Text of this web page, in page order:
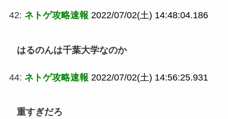
42: ネトゲ攻略速報 2022/07/02(土) 14:48:04.186
はるのんは千葉大学なのか
44: ネトゲ攻略速報 2022/07/02(土) 14:56:25.931
重すぎだろ